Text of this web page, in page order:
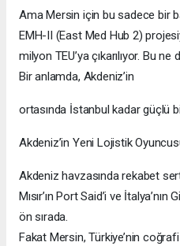
Ama Mersin için bu sadece bir
EMH-II (East Med Hub 2)
milyon TEU’ya çıkarılıyor. Bu
Bir anlamda, Akdeniz’in
ortasında İstanbul kadar güçlü
Akdeniz’in Yeni Lojistik
Akdeniz havzasında rekabet
Mısır’ın Port Said’i ve İtalya’nın
ön sırada.
Fakat Mersin, Türkiye’nin